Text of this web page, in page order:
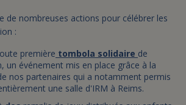
de nombreuses actions pour célébrer les
:
première tombola solidaire de
un événement mis en place grâce à la
nos partenaires qui a notamment permis
une salle d'IRM à Reims.